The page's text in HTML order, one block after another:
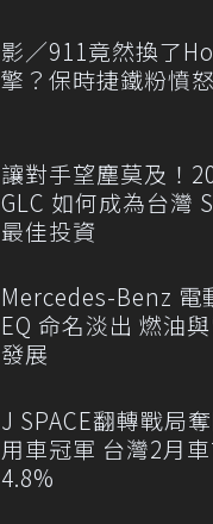
影／911竟然換了
擎？保時捷鐵粉憤怒
讓對手望塵莫及！
GLC 如何成為台灣
最佳投資
Mercedes-Benz 電
EQ 命名淡出 燃油
發展
J SPACE翻轉戰局
用車冠軍 台灣2月
4.8%